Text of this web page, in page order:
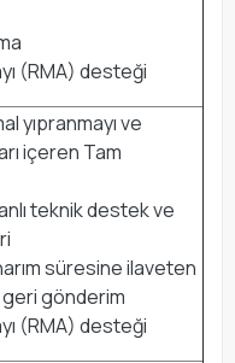
(RMA) desteği
yıpranmayı ve
içeren Tam
teknik destek ve
süresine ilaveten
gönderim
(RMA) desteği